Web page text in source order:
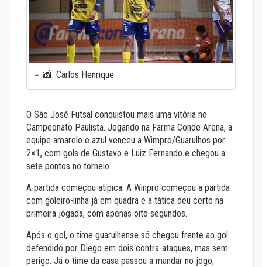
📸: Carlos Henrique
O São José Futsal conquistou mais uma vitória no
Campeonato Paulista. Jogando na Farma Conde Arena, a
equipe amarelo e azul venceu a Wimpro/Guarulhos por
2×1, com gols de Gustavo e Luiz Fernando e chegou a
sete pontos no torneio.
A partida começou atípica. A Winpro começou a partida
com goleiro-linha já em quadra e a tática deu certo na
primeira jogada, com apenas oito segundos.
Após o gol, o time guarulhense só chegou frente ao gol
defendido por Diego em dois contra-ataques, mas sem
perigo. Já o time da casa passou a mandar no jogo,